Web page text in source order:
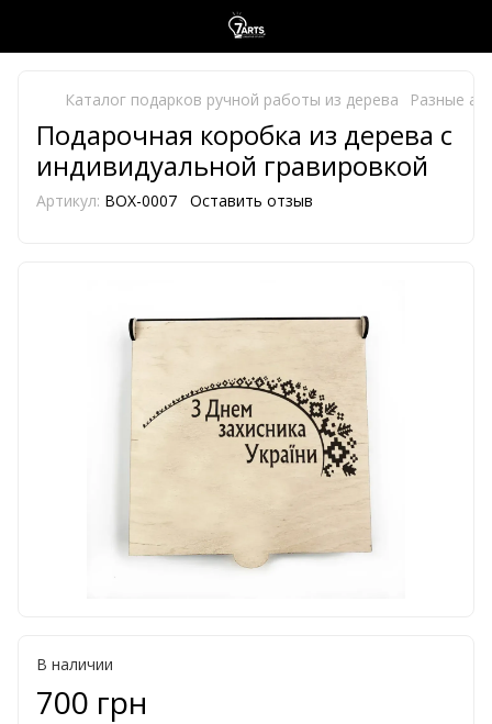
Каталог подарков ручной работы из дерева Разные
Подарочная коробка из дерева с
индивидуальной гравировкой
Артикул: BOX-0007 Оставить отзыв
В наличии
700 грн